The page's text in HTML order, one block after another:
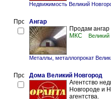
Недвижимость Великий
Ангар
Продам
МКС
Великий
Металлы, металлопрокат
Дома Великий Новгород
Агентство
Новгороде и
агентства.